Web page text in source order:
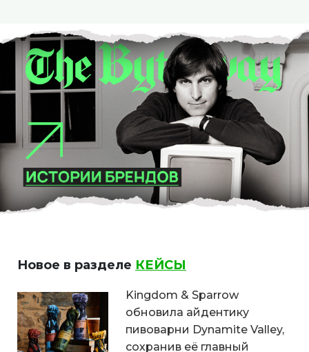
Новое в разделе КЕЙСЫ
Kingdom & Sparrow
обновила айдентику
пивоварни Dynamite Valley,
сохранив её главный